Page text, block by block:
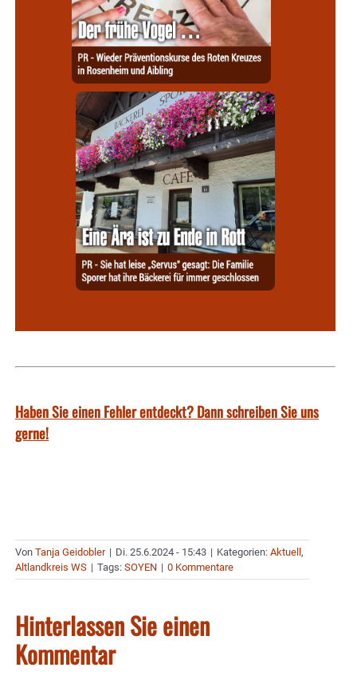
Haben Sie einen Fehler entdeckt? Dann schreiben Sie uns
gerne!
Von Tanja Geidobler | Di. 25.6.2024 - 15:43 | Kategorien: Aktuell ,
Altlandkreis WS | Tags: SOYEN | 0 Kommentare
Hinterlassen Sie einen
Kommentar